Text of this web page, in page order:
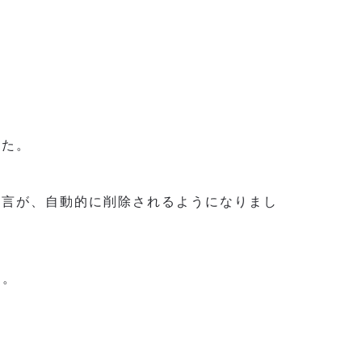
。
が、自動的に削除されるようになりまし